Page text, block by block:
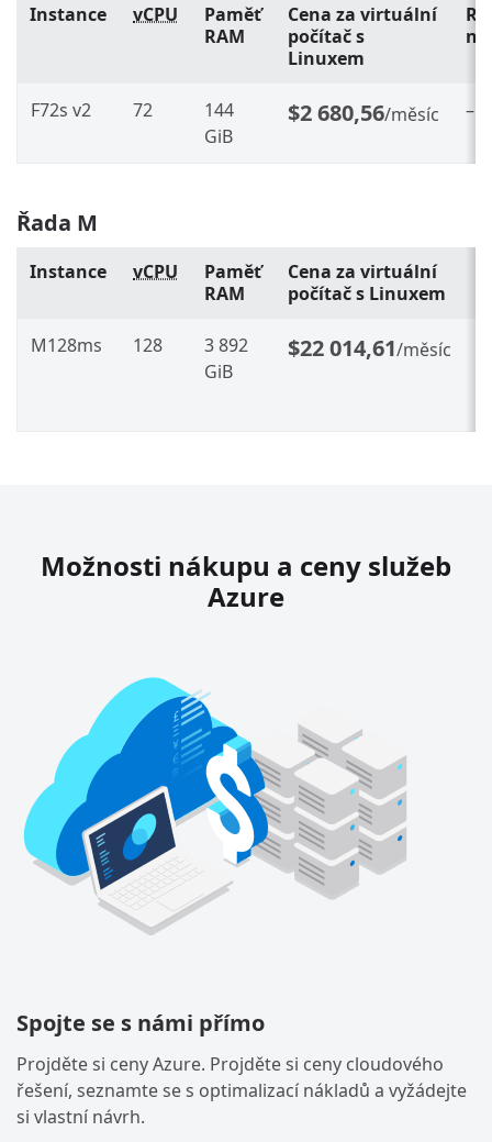
Instance vCPU
Paměť
RAM
Cena za virtuální
počítač s
Linuxem
F72s v2 72
144
GiB
$2 680,56/měsíc –
Řada M
Instance vCPU
Paměť
RAM
Cena za virtuální
počítač s Linuxem
M128ms 128
3 892
GiB
$22 014,61/měsíc
Možnosti nákupu a ceny služeb
Azure
Spojte se s námi přímo
Projděte si ceny Azure. Projděte si ceny cloudového
řešení, seznamte se s optimalizací nákladů a vyžádejte
si vlastní návrh.